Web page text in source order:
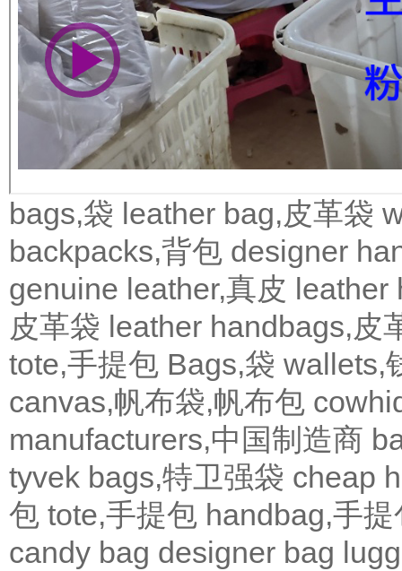
bags,袋 leather bag,皮革袋
backpacks,背包 designer
genuine leather,真皮 leather
皮革袋 leather handbags,皮
tote,手提包 Bags,袋 wallets,
canvas,帆布袋,帆布包
manufacturers,中国制造商
tyvek bags,特卫强袋 cheap
包 tote,手提包 handbag,手提
candy bag designer bag